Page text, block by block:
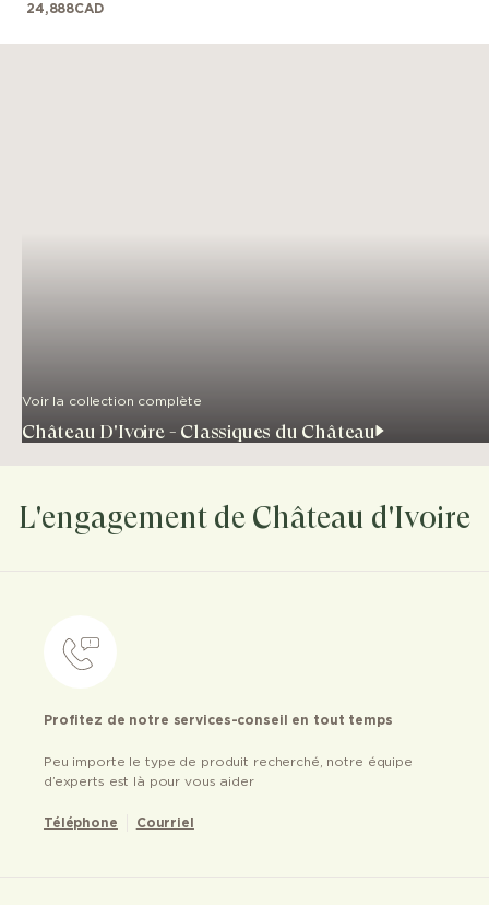
24,888CAD
Voir la collection complète
Château D'Ivoire - Classiques du Château
L'engagement de Château d'Ivoire
Profitez de notre services-conseil en tout temps
Peu importe le type de produit recherché, notre équipe
d’experts est là pour vous aider
Téléphone Courriel